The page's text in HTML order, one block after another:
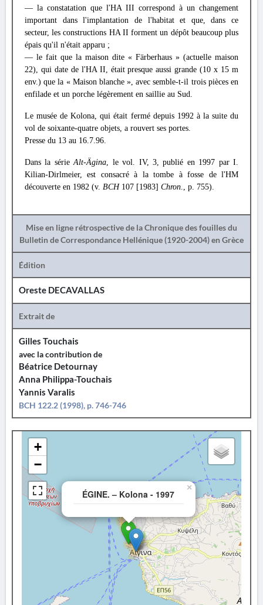
— la constatation que l'HA III correspond à un changement
important dans l'implantation de l'habitat et que, dans ce
secteur, les constructions HA II forment un dépôt beaucoup plus
épais qu'il n'était apparu ;
— le fait que la maison dite « Färberhaus » (actuelle maison
22), qui date de l'HA II, était presque aussi grande (10 x 15 m
env.) que la « Maison blanche », avec semble-t-il trois pièces en
enfilade et un porche légèrement en saillie au Sud.
Le musée de Kolona, qui était fermé depuis 1992 à la suite du
vol de soixante-quatre objets, a rouvert ses portes.
Presse du 13 au 16.7.96.
Dans la sérieAlt-Ägina, le vol. IV, 3, publié en 1997 par I.
Kilian-Dirlmeier, est consacré à la tombe à fosse de l'HM
découverte en 1982 (v. BCH 107 [1983] Chron., p. 755).
Mise en ligne rétrospective de la Chronique des fouilles du
Bulletin de Correspondance Hellénique (1920-2004) en Grèce
Édition
Oreste DECAVALLAS
Extrait de
Gilles Touchais
avec la contribution de
Béatrice Detournay
Anna Philippa-Touchais
Yannis Varalis
BCH 122.2 (1998), p. 746-746
ÉGINE. – Kolona - 1997
×
+
−